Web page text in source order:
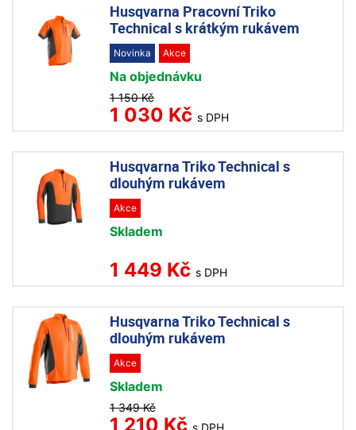
Husqvarna Pracovní Triko
Technical s krátkým rukávem
Novinka Akce
Na objednávku
1 150 Kč
1 030 Kč s DPH
Husqvarna Triko Technical s
dlouhým rukávem
Akce
Skladem
1 449 Kč s DPH
Husqvarna Triko Technical s
dlouhým rukávem
Akce
Skladem
1 349 Kč
1 210 Kč s DPH